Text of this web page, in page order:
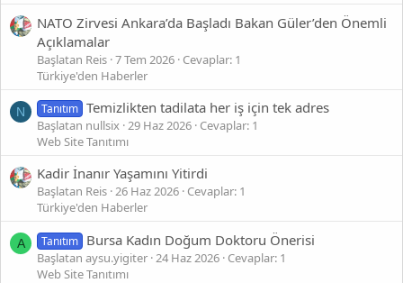
NATO Zirvesi Ankara’da Başladı Bakan Güler’den Önemli
Açıklamalar
Başlatan Reis 7 Tem 2026 Cevaplar: 1
Türkiye'den Haberler
N Tanıtım Temizlikten tadilata her iş için tek adres
Başlatan nullsix 29 Haz 2026 Cevaplar: 1
Web Site Tanıtımı
Kadir İnanır Yaşamını Yitirdi
Başlatan Reis 26 Haz 2026 Cevaplar: 1
Türkiye'den Haberler
A Tanıtım Bursa Kadın Doğum Doktoru Önerisi
Başlatan aysu.yigiter 24 Haz 2026 Cevaplar: 1
Web Site Tanıtımı